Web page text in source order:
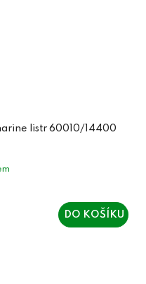
listr 60010/14400
DO KOŠÍKU